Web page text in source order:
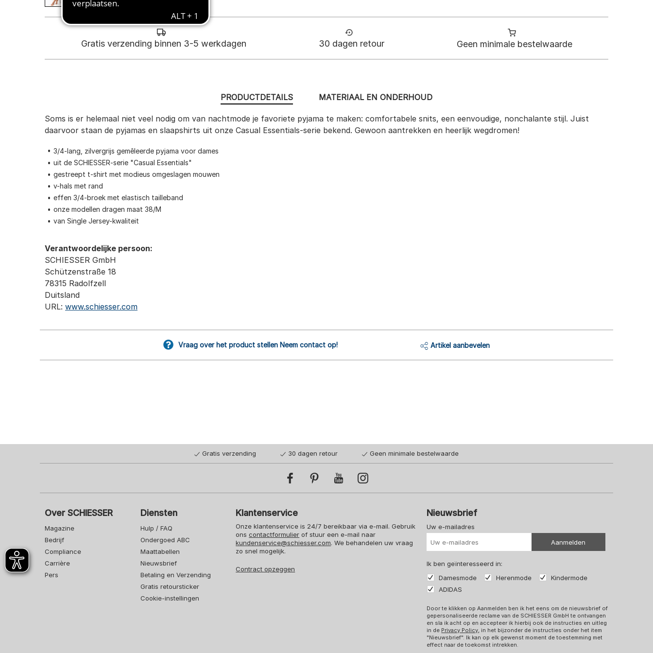
Gratis verzending binnen 3-5 werkdagen 30 dagen retour Geen minimale bestelwaarde
PRODUCTDETAILS
Soms is er helemaal niet veel nodig om van nachtmode je favoriete pyjama te maken: comfortabele snits, een eenvoudige, nonchalante stijl. Juist
daarvoor staan de pyjamas en slaapshirts uit onze Casual Essentials-serie bekend. Gewoon aantrekken en heerlijk wegdromen!
3/4-lang, zilvergrijs gemêleerde pyjama voor dames
uit de SCHIESSER-serie "Casual Essentials"
gestreept t-shirt met modieus omgeslagen mouwen
v-hals met rand
effen 3/4-broek met elastisch tailleband
onze modellen dragen maat 38/M
van Single Jersey-kwaliteit
Verantwoordelijke persoon:
SCHIESSER GmbH
Schützenstraße 18
78315 Radolfzell
Duitsland
URL: www.schiesser.com
MATERIAAL EN ONDERHOUD
Vraag over het product stellen Neem contact op! Artikel aanbevelen
Gratis verzending 30 dagen retour Geen minimale bestelwaarde
Over SCHIESSER
Magazine
Bedrijf
Compliance
Carrière
Pers
Diensten
Hulp / FAQ
Ondergoed ABC
Maattabellen
Nieuwsbrief
Betaling en Verzending
Gratis retoursticker
Cookie-instellingen
Klantenservice
Onze klantenservice is 24/7 bereikbaar via e-mail. Gebruik
onscontactformulier of stuur een e-mail naar
kundenservice@schiesser.com. We behandelen uw vraag
zo snel mogelijk.
Contract opzeggen
Nieuwsbrief
Uw e-mailadres
Aanmelden
Ik ben geïnteresseerd in:
Damesmode
Herenmode
Kindermode
ADIDAS
Door te klikken op Aanmelden ben ik het eens om de nieuwsbrief of
gepersonaliseerde reclame van de SCHIESSER GmbH te ontvangen
en sla ik acht op en accepteer ik hierbij ook de instructies en uitleg
in de Privacy Policy, in het bijzonder de instructies onder het item
"Nieuwsbrief". Ik kan op elk gewenst moment de toestemming met
effect naar de toekomst intrekken.